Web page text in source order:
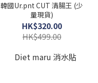
韓國Ur.pnt CUT 清腸王 (少
量現貨)
HK$320.00
HK$499.00